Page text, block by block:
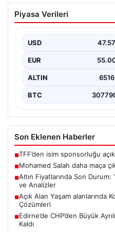
Mohamed Salah
Victor Osimhen’i
Piyasa Verileri
USD 47.57
EUR
ALTIN
BTC
Son Eklenen Haberler
■TFF’den isim sponsorluğu
■Mohamed Salah daha maça
■Altın Fiyatlarında Son
ve Analizler
■Açık Alan Yaşam alanlarında
Çözümleri
■Edirne’de CHP’den Büyük
Kaldı